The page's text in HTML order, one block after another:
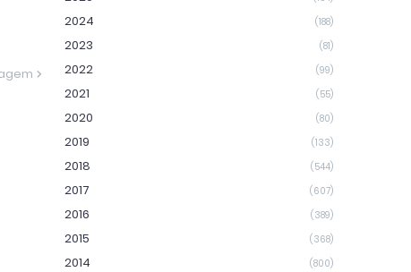
2024 (188)
2023 (81)
2022 (99)
2021 (55)
2020 (80)
2019 (133)
2018 (544)
2017 (607)
2016 (389)
2015 (368)
2014 (800)